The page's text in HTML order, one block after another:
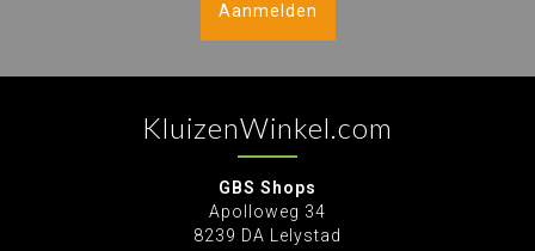
Aanmelden
KluizenWinkel.com
GBS Shops
Apolloweg 34
8239 DA Lelystad